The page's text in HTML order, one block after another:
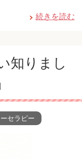
続きを読む
知りまし
セラピー